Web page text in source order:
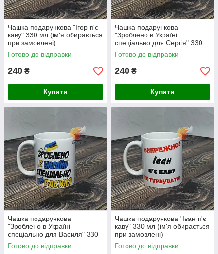
Чашка подарункова "Ігор п'є
каву" 330 мл (ім'я обирається
при замовлені)
Готово до відправки
240 ₴
Купити
Чашка подарункова
"Зроблено в Україні
спеціально для Сергія" 330
мл (ім'я обирається при
замовлені)
Готово до відправки
240 ₴
Купити
Чашка подарункова
"Зроблено в Україні
спеціально для Василя" 330
мл (ім'я обирається при
замовлені)
Готово до відправки
Чашка подарункова "Іван п'є
каву" 330 мл (ім'я обирається
при замовлені)
Готово до відправки